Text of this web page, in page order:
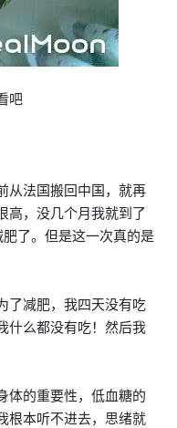
吧
从法国搬回中国，就再
高，没几个月我就到了
了。但是这一次真的是
了减肥，我四天没有吃
什么都没有吃！然后我
体的重要性，低血糖的
根本听不进去，思绪就